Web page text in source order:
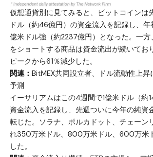
仮想通貨別に見てみると、ビットコインは
ドル（約46億円）の資金流入を記録し、年
億米ドル強（約2237億円）となった。一方
をショートする商品は資金流出が続いて
ピークから61％減少した。
関連： BitMEX共同設立者、ドル流動性上昇
予測
イーサリアムはこの4週間で1億米ドル（約
資金流入を記録し、先週ついに今年の純資
転じた。ソラナ、ポルカドット、チェーン
れ350万米ドル、800万米ドル、600万米
した。